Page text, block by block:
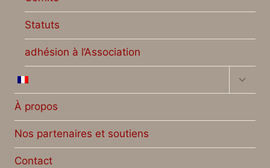
Statuts
adhésion à l’Association
le
À propos
Nos partenaires et soutiens
Contact